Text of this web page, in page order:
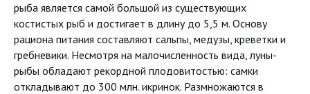
рыба является самой большой из существующих
костистых рыб и достигает в длину до 5,5 м. Основу
рациона питания составляют сальпы, медузы, креветки и
гребневики. Несмотря на малочисленность вида, луны-
рыбы обладают рекордной плодовитостью: самки
откладывают до 300 млн. икринок. Размножаются в